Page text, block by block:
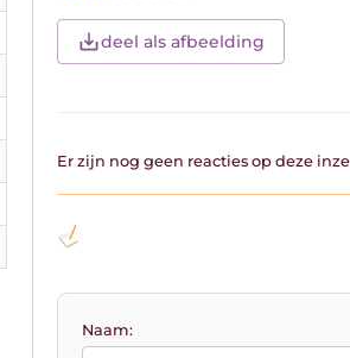
deel als afbeelding
Er zijn nog geen reacties op deze
Naam: